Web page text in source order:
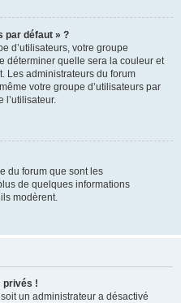
par défaut » ?
d’utilisateurs, votre groupe
déterminer quelle sera la couleur et
Les administrateurs du forum
votre groupe d’utilisateurs par
l’utilisateur.
du forum que sont les
de quelques informations
modèrent.
privés !
un administrateur a désactivé